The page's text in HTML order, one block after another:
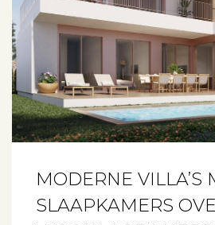
MODERNE VILLA’S
SLAAPKAMERS